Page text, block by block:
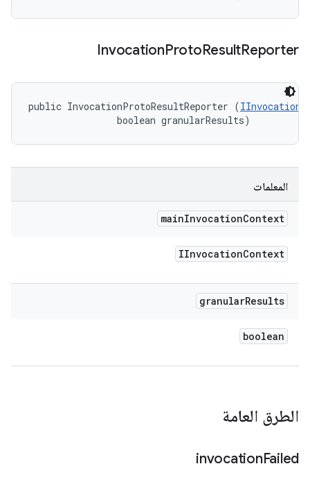
InvocationProtoResultReporter
public InvocationProtoResultReporter (
                boolean granularResults)
المعلمات
mainInvocationContext
IInvocationContext
granularResults
boolean
الطرق العامة
invocationFailed